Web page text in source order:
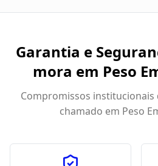
Garantia e
mora em Peso
Compromissos institucionais
chamado em Peso